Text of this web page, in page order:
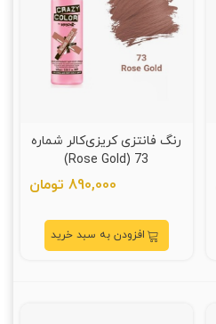
رنگ فانتزی کریزی‌کالر شماره
73 (Rose Gold)
890,000 تومان
افزودن به سبد خرید